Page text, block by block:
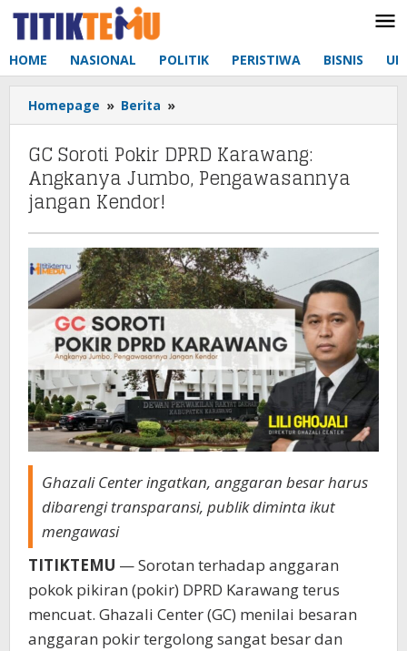
Lewati
HOME NASIONAL POLITIK PERISTIWA BISNIS
Homepage » Berita »
Soroti
Pokir
DPRD
Karawang:
Pengawasannya
jangan
Kendor!
GC Soroti Pokir DPRD Karawang:
Angkanya Jumbo, Pengawasannya
jangan Kendor!
Ghazali Center ingatkan, anggaran besar harus
dibarengi transparansi, publik diminta ikut
mengawasi
TITIKTEMU — Sorotan terhadap anggaran
pokok pikiran (pokir) DPRD Karawang terus
mencuat. Ghazali Center (GC) menilai besaran
anggaran pokir tergolong sangat besar dan